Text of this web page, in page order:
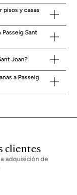
pisos y casas
Sant
Joan?
a Passeig
clientes
adquisición de